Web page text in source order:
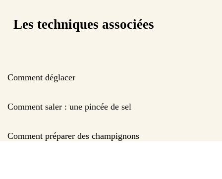
Les techniques associées
Comment déglacer
Comment saler : une pincée de sel
Comment préparer des champignons